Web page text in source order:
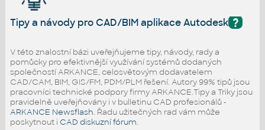
?
Tipy a návody pro CAD/BIM aplikace Autodesk
V této znalostní bázi uveřejňujeme tipy, návody, rady a
pomůcky pro efektivnější využívání systémů dodaných
společností ARKANCE, celosvětovým dodavatelem
CAD/CAM, BIM, GIS/FM, PDM/PLM řešení. Autory 99% tipů jsou
pracovníci technické podpory firmy ARKANCE.Tipy a Triky jsou
pravidelně uveřejňovány i v bulletinu CAD profesionálů -
ARKANCE Newsflash. Řadu užitečných rad vám může
poskytnout i CAD diskuzní fórum.